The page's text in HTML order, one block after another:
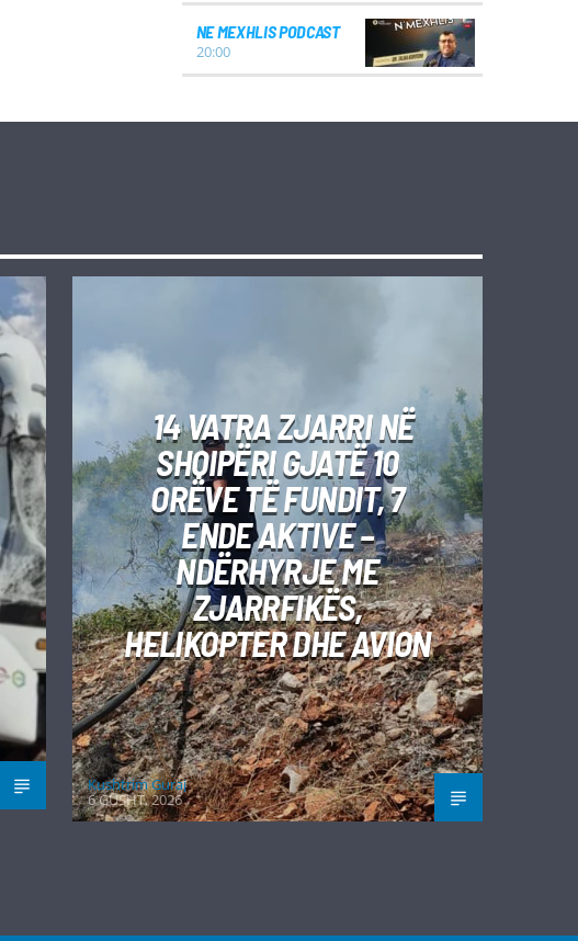
NE MEXHLIS PODCAST
20:00
14 VATRA ZJARRI NË
SHQIPËRI GJATË 10
ORËVE TË FUNDIT, 7
ENDE AKTIVE –
NDËRHYRJE ME
ZJARRFIKËS,
HELIKOPTER DHE AVION
Kushtrim Guraj
6 GUSHT, 2026